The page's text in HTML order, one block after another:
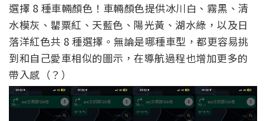
選擇 8 種車輛顏色！車輛顏色提供冰川白、霧黑、清
水模灰、罌粟紅、天藍色、陽光黃、湖水綠，以及日
落洋紅色共 8 種選擇。無論是哪種車型，都更容易挑
到和自己愛車相似的圖示，在導航過程也增加更多的
帶入感（？）